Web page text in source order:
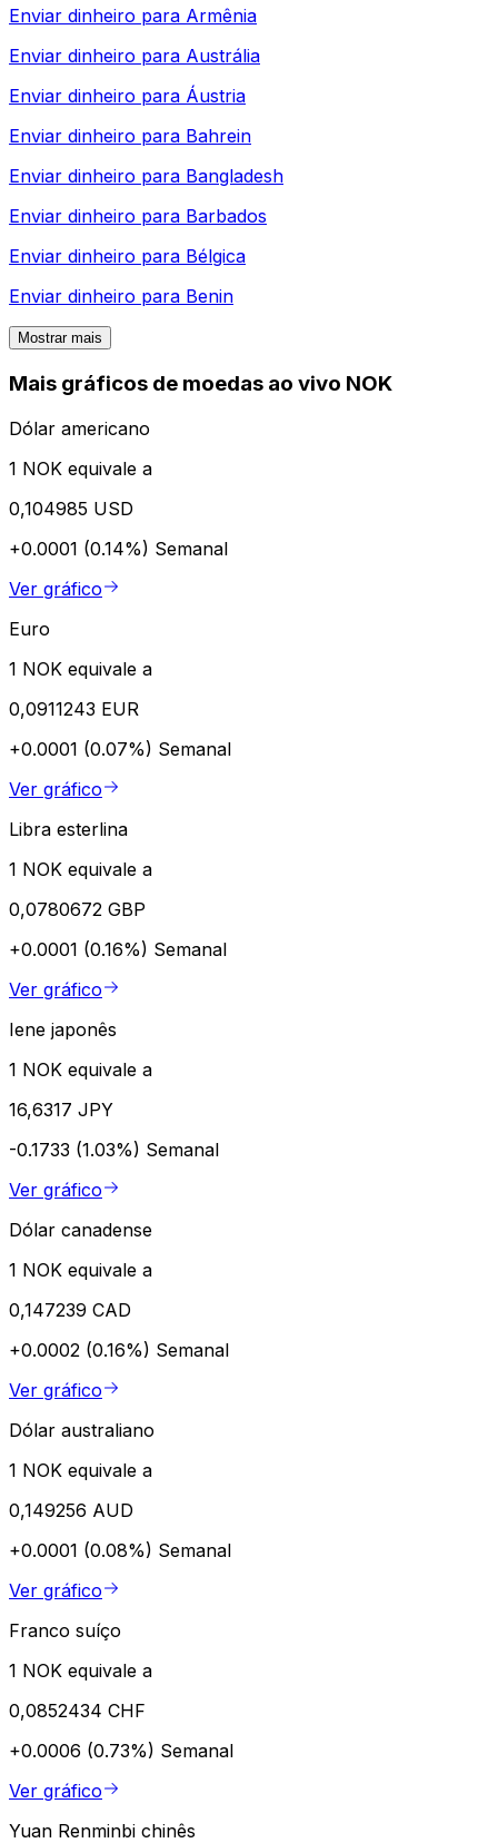
Enviar dinheiro para Armênia
Enviar dinheiro para Austrália
Enviar dinheiro para Áustria
Enviar dinheiro para Bahrein
Enviar dinheiro para Bangladesh
Enviar dinheiro para Barbados
Enviar dinheiro para Bélgica
Enviar dinheiro para Benin
Mostrar mais
Mais gráficos de moedas ao vivo NOK
Dólar americano
1 NOK equivale a
0,104985 USD
+0.0001 (0.14%) Semanal
Ver gráfico
Euro
1 NOK equivale a
0,0911243 EUR
+0.0001 (0.07%) Semanal
Ver gráfico
Libra esterlina
1 NOK equivale a
0,0780672 GBP
+0.0001 (0.16%) Semanal
Ver gráfico
Iene japonês
1 NOK equivale a
16,6317 JPY
-0.1733 (1.03%) Semanal
Ver gráfico
Dólar canadense
1 NOK equivale a
0,147239 CAD
+0.0002 (0.16%) Semanal
Ver gráfico
Dólar australiano
1 NOK equivale a
0,149256 AUD
+0.0001 (0.08%) Semanal
Ver gráfico
Franco suíço
1 NOK equivale a
0,0852434 CHF
+0.0006 (0.73%) Semanal
Ver gráfico
Yuan Renminbi chinês